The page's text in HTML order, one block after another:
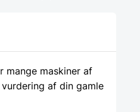
mange maskiner af
af din gamle